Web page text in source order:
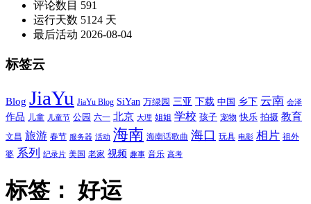
评论数目 591
运行天数 5124 天
最后活动 2026-08-04
标签云
Blog JiaYu JiaYu Blog SiYan 万绿园 三亚 下载 中国 乡下 云南 会泽
作品 儿童 儿童节 公园 六一 北京 大理 姐姐 学校 孩子 宠物 快乐 拍摄 教育
文昌 旅游 春节 服务器 活动 海南 海南话歌曲 海口 玩具 电影 相片 祖外
婆 系列 纪录片 美国 老家 视频 趣事 音乐 高考
标签： 好运